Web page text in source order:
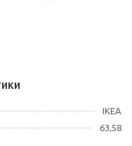
IKEA
63,58